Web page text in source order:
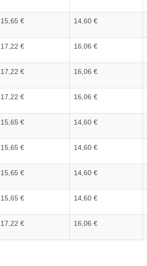
15,65 € 14,60 €
17,22 € 16,06 €
17,22 € 16,06 €
17,22 € 16,06 €
15,65 € 14,60 €
15,65 € 14,60 €
15,65 € 14,60 €
15,65 € 14,60 €
17,22 € 16,06 €